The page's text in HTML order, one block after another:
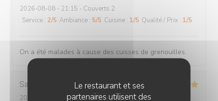
Le restaurant et ses
partenaires utilisent des
2026-08-08 - 21:15 - Couverts 2
Service : 2/5 Ambiance : 5/5 Cuisine : 1/5 Qualité / Prix : 1/5
On a été malades à cause des cuisses de grenouilles.
Sandrine
2026-08-07
- 20:15 - Couverts 4